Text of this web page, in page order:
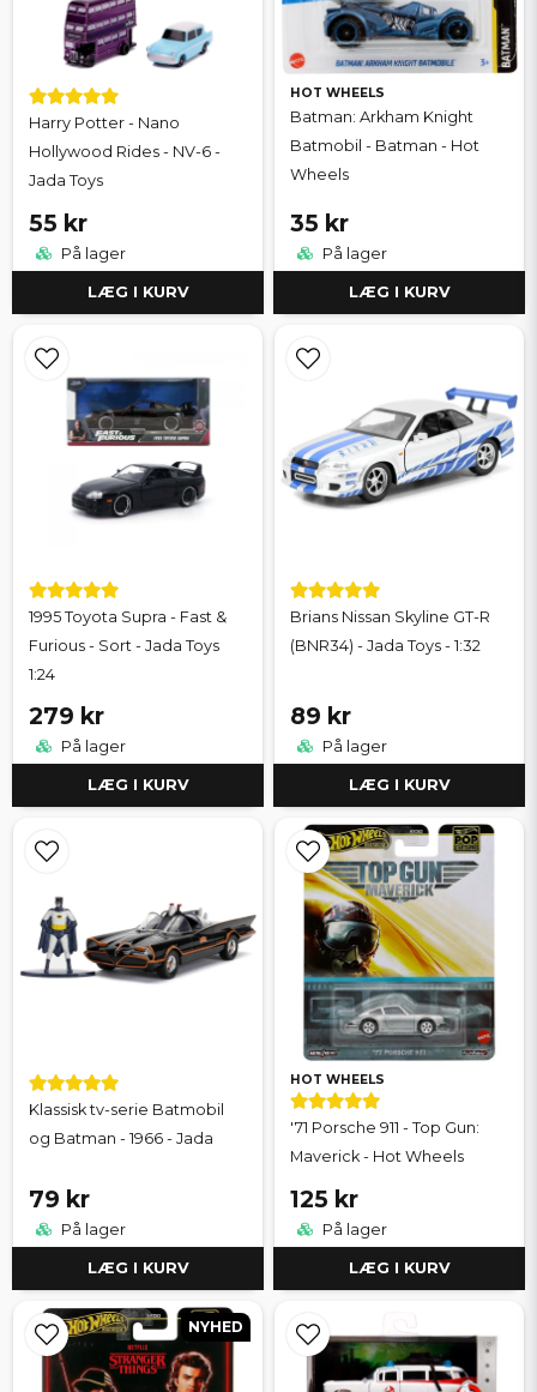
Harry Potter - Nano
Hollywood Rides - NV-6 -
Jada Toys
55 kr
På lager
LÆG I KURV
HOT WHEELS
Batman: Arkham Knight
Batmobil - Batman - Hot
Wheels
35 kr
På lager
LÆG I KURV
1995 Toyota Supra - Fast &
Furious - Sort - Jada Toys
1:24
279 kr
På lager
LÆG I KURV
Brians Nissan Skyline GT-R
(BNR34) - Jada Toys - 1:32
89 kr
På lager
LÆG I KURV
Klassisk tv-serie Batmobil
og Batman - 1966 - Jada
79 kr
På lager
LÆG I KURV
HOT WHEELS
'71 Porsche 911 - Top Gun:
Maverick - Hot Wheels
125 kr
På lager
LÆG I KURV
NYHED